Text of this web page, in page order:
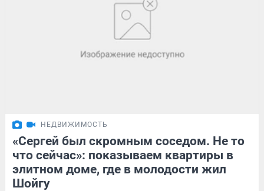
НЕДВИЖИМОСТЬ
«Сергей был скромным соседом. Не то
что сейчас»: показываем квартиры в
элитном доме, где в молодости жил
Шойгу